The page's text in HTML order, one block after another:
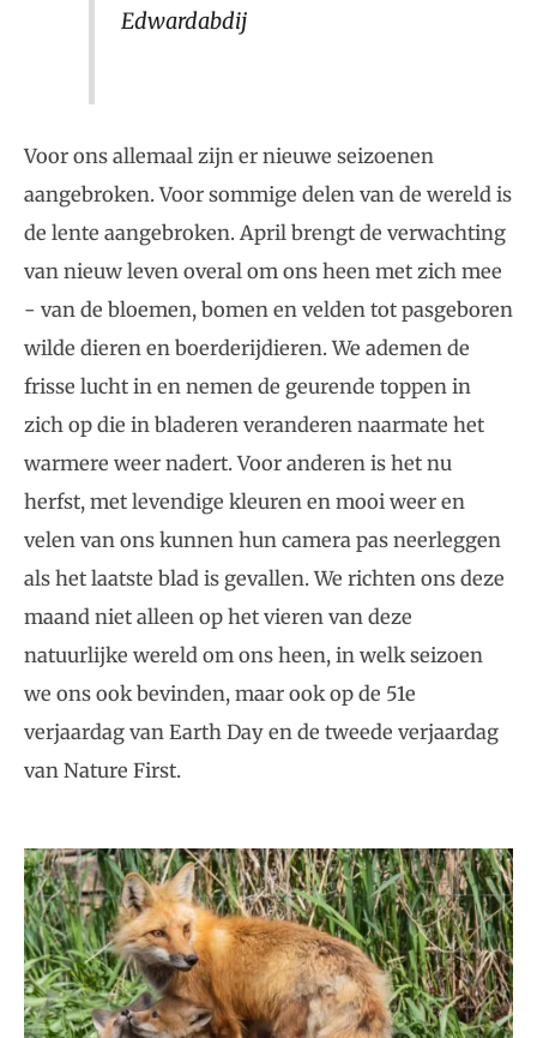
Edwardabdij
Voor ons allemaal zijn er nieuwe seizoenen
aangebroken. Voor sommige delen van de wereld is
de lente aangebroken. April brengt de verwachting
van nieuw leven overal om ons heen met zich mee
- van de bloemen, bomen en velden tot pasgeboren
wilde dieren en boerderijdieren. We ademen de
frisse lucht in en nemen de geurende toppen in
zich op die in bladeren veranderen naarmate het
warmere weer nadert. Voor anderen is het nu
herfst, met levendige kleuren en mooi weer en
velen van ons kunnen hun camera pas neerleggen
als het laatste blad is gevallen. We richten ons deze
maand niet alleen op het vieren van deze
natuurlijke wereld om ons heen, in welk seizoen
we ons ook bevinden, maar ook op de 51e
verjaardag van Earth Day en de tweede verjaardag
van Nature First.